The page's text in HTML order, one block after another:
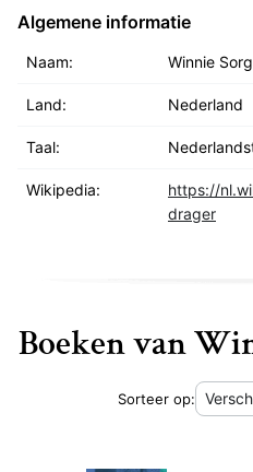
Algemene informatie
Naam: Winnie
Land: Nederland
Taal:
Wikipedia:
https://
drager
Boeken van
Sorteer op: